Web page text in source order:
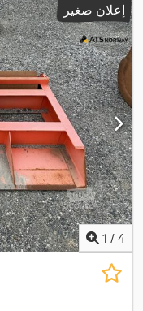
إعلان صغير
1 / 4